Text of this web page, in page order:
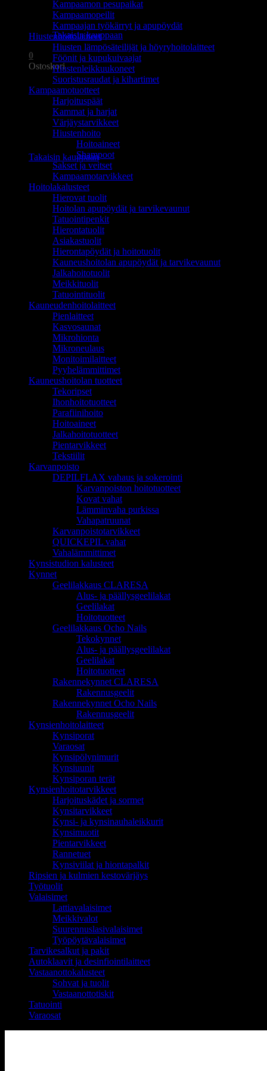
Ostoskori on tyhjä.
Takaisin kauppaan
0
Ostoskori
Ostoskori on tyhjä.
Takaisin kauppaan
Kampaamon pesupaikat
Kampaamopeilit
Kampaajan työkärryt ja apupöydät
Hiustenhoitolaitteet
Hiusten lämpösäteilijät ja höyryhoitolaitteet
Föönit ja kupukuivaajat
Hiustenleikkuukoneet
Suoristusraudat ja kihartimet
Kampaamotuotteet
Harjoituspäät
Kammat ja harjat
Värjäystarvikkeet
Hiustenhoito
Hoitoaineet
Shampoot
Sakset ja veitset
Kampaamotarvikkeet
Hoitolakalusteet
Hierovat tuolit
Hoitolan apupöydät ja tarvikevaunut
Tatuointipenkit
Hierontatuolit
Asiakastuolit
Hierontapöydät ja hoitotuolit
Kauneushoitolan apupöydät ja tarvikevaunut
Jalkahoitotuolit
Meikkituolit
Tatuointituolit
Kauneudenhoitolaitteet
Pienlaitteet
Kasvosaunat
Mikrohionta
Mikroneulaus
Monitoimilaitteet
Pyyhelämmittimet
Kauneushoitolan tuotteet
Tekoripset
Ihonhoitotuotteet
Parafiinihoito
Hoitoaineet
Jalkahoitotuotteet
Pientarvikkeet
Tekstiilit
Karvanpoisto
DEPILFLAX vahaus ja sokerointi
Karvanpoiston hoitotuotteet
Kovat vahat
Lämminvaha purkissa
Vahapatruunat
Karvanpoistotarvikkeet
QUICKEPIL vahat
Vahalämmittimet
Kynsistudion kalusteet
Kynnet
Geelilakkaus CLARESA
Alus- ja päällysgeelilakat
Geelilakat
Hoitotuotteet
Geelilakkaus Ocho Nails
Tekokynnet
Alus- ja päällysgeelilakat
Geelilakat
Hoitotuotteet
Rakennekynnet CLARESA
Rakennusgeelit
Rakennekynnet Ocho Nails
Rakennusgeelit
Kynsienhoitolaitteet
Kynsiporat
Varaosat
Kynsipölynimurit
Kynsiuunit
Kynsiporan terät
Kynsienhoitotarvikkeet
Harjoituskädet ja sormet
Kynsitarvikkeet
Kynsi- ja kynsinauhaleikkurit
Kynsimuotit
Pientarvikkeet
Rannetuet
Kynsiviilat ja hiontapalkit
Ripsien ja kulmien kestovärjäys
Työtuolit
Valaisimet
Lattiavalaisimet
Meikkivalot
Suurennuslasivalaisimet
Työpöytävalaisimet
Tarvikesalkut ja pakit
Autoklaavit ja desinfiointilaitteet
Vastaanottokalusteet
Sohvat ja tuolit
Vastaanottotiskit
Tatuointi
Varaosat